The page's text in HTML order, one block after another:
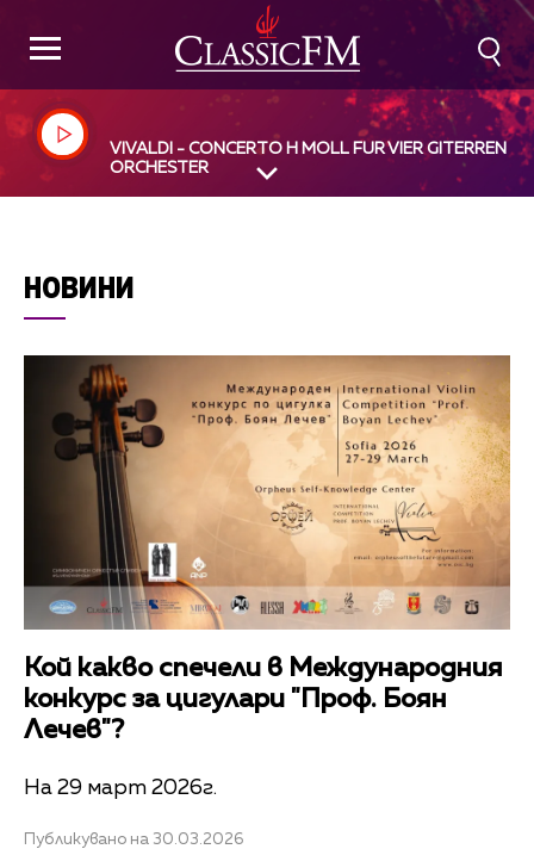
VIVALDI - CONCERTO H MOLL FUR VIER GITERREN
ORCHESTER
НОВИНИ
Кой какво спечели в Международния
конкурс за цигулари "Проф. Боян
Лечев"?
На 29 март 2026г.
Публикувано на 30.03.2026